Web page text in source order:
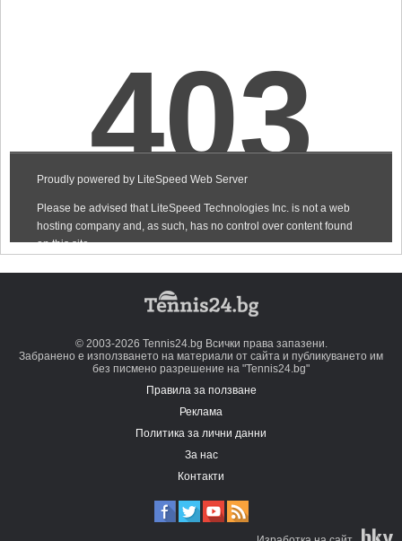
© 2003-2026 Tennis24.bg Всички права запазени.
Забранено е използването на материали от сайта и публикуването им
без писмено разрешение на "Tennis24.bg"
Правила за ползване
Реклама
Политика за лични данни
За нас
Контакти